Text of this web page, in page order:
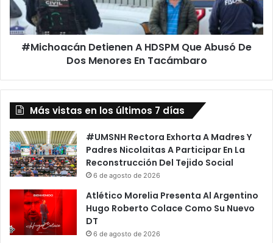
De
Dos
Menores
#Michoacán Detienen A HDSPM Que Abusó De
Dos Menores En Tacámbaro
Más vistas en los últimos 7 días
#UMSNH Rectora Exhorta A Madres Y
Padres Nicolaitas A Participar En La
Reconstrucción Del Tejido Social
6 de agosto de 2026
Atlético Morelia Presenta Al Argentino
Hugo Roberto Colace Como Su Nuevo
DT
6 de agosto de 2026